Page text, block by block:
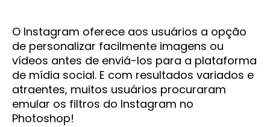
O Instagram oferece aos usuários a opção
de personalizar facilmente imagens ou
vídeos antes de enviá-los para a plataforma
de mídia social. E com resultados variados e
atraentes, muitos usuários procuraram
emular os filtros do Instagram no
Photoshop!